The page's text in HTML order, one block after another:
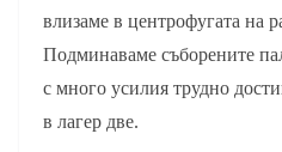
влизаме в центрофугата на
Подминаваме съборените
с много усилия трудно
в лагер две.